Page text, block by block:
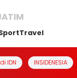
Travel
IDN INSIDENESIA